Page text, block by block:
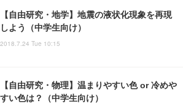
【自由研究・地学】地震の液状化現象を再現
しよう（中学生向け）
2018.7.24 Tue 10:15
【自由研究・物理】温まりやすい色 or 冷めや
すい色は？（中学生向け）